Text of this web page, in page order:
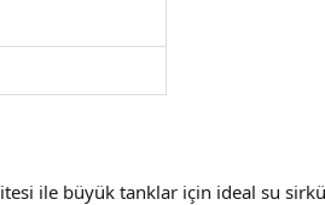
ile büyük tanklar için ideal su